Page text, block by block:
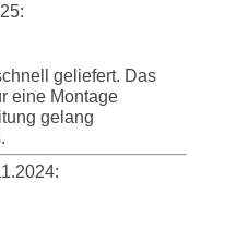
geliefert. Das
eine Montage
gelang